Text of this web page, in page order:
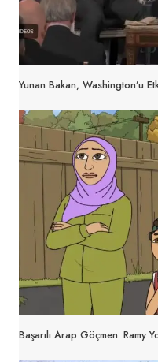
Yunan Bakan, Washington’u
Başarılı Arap Göçmen: Ramy